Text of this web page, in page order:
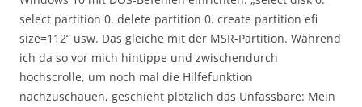
select partition 0. delete partition 0. create partition efi
size=112“ usw. Das gleiche mit der MSR-Partition. Während
ich da so vor mich hintippe und zwischendurch
hochscrolle, um noch mal die Hilfefunktion
nachzuschauen, geschieht plötzlich das Unfassbare: Mein